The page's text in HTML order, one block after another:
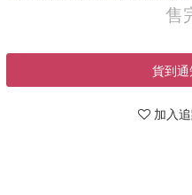
售
貨到
加入